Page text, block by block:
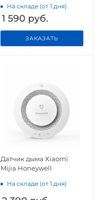
Temperature and
Humidity Sensor
На складе (от 1 дня)
1 590 руб.
ЗАКАЗАТЬ
Датчик дыма Xiaomi
Mijia Honeywell
На складе (от 1 дня)